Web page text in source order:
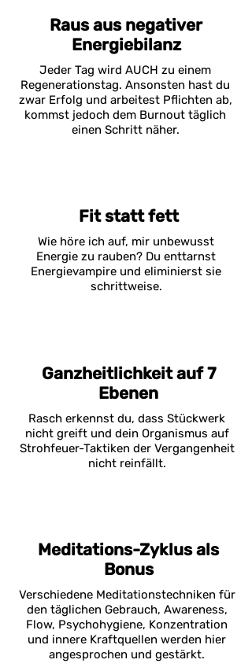
Raus aus negativer
Energiebilanz
Jeder Tag wird AUCH zu einem
Regenerationstag. Ansonsten hast du
zwar Erfolg und arbeitest Pflichten ab,
kommst jedoch dem Burnout täglich
einen Schritt näher.
Fit statt fett
Wie höre ich auf, mir unbewusst
Energie zu rauben? Du enttarnst
Energievampire und eliminierst sie
schrittweise.
Ganzheitlichkeit auf 7
Ebenen
Rasch erkennst du, dass Stückwerk
nicht greift und dein Organismus auf
Strohfeuer-Taktiken der Vergangenheit
nicht reinfällt.
Meditations-Zyklus als
Bonus
Verschiedene Meditationstechniken für
den täglichen Gebrauch, Awareness,
Flow, Psychohygiene, Konzentration
und innere Kraftquellen werden hier
angesprochen und gestärkt.